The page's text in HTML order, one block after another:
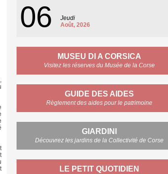
06
Jeudi
Août, 2026
MUSEU DI A CORSICA
Visitez les réserves du Musée de la Corse
GUIDE DES AIDES
Règlement des aides pour le patrimoine
GIARDINI
Découvrez les jardins de la Collectivité de Corse
LE PETIT QUOTIDIEN